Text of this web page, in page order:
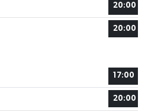
20:00
20:00
17:00
20:00